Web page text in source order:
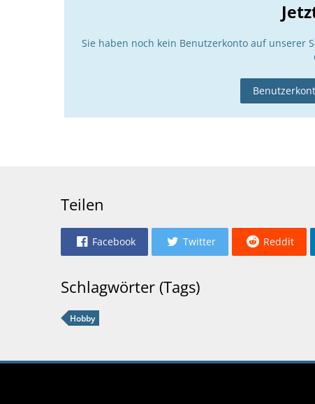
Sie haben noch kein Benutzerkonto auf unserer
Teilen
Facebook Twitter Reddit
Schlagwörter (Tags)
Hobby